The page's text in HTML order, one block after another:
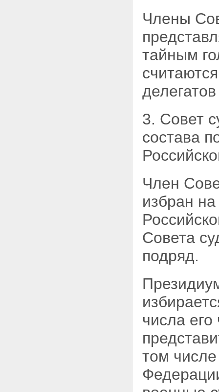
Члены
тайным
3. Совет
состава
Член
избран
Совета
подряд.
числа
том